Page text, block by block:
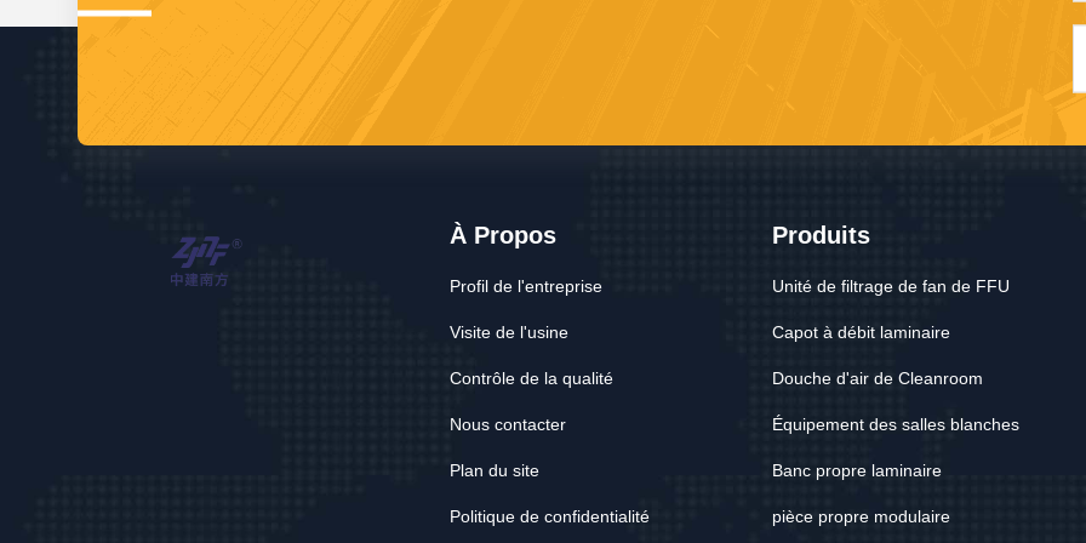
À Propos
Profil de l'entreprise
Visite de l'usine
Contrôle de la qualité
Nous contacter
Plan du site
Politique de confidentialité
Produits
Unité de filtrage de fan de FFU
Capot à débit laminaire
Douche d'air de Cleanroom
Équipement des salles blanches
Banc propre laminaire
pièce propre modulaire